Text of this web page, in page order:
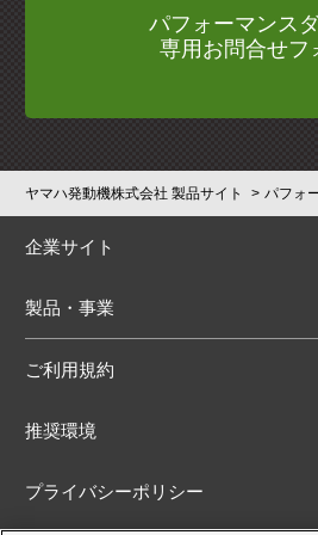
パフォーマンス
専用お問合せフ
ヤマハ発動機株式会社 製品サイト パフォ
企業サイト
製品・事業
ご利用規約
推奨環境
プライバシーポリシー